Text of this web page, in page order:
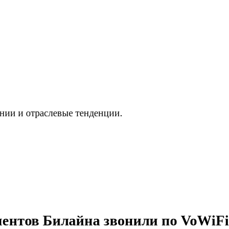
и отраслевые тенденции.
Билайна звонили по VoWiFi